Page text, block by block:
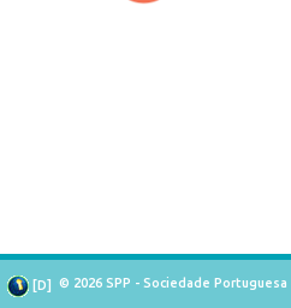
[D] © 2026 SPP - Sociedade